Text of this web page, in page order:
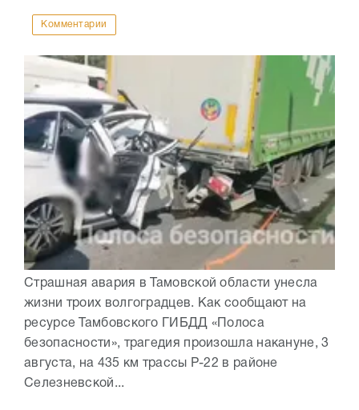
Комментарии
Страшная авария в Тамовской области унесла
жизни троих волгоградцев. Как сообщают на
ресурсе Тамбовского ГИБДД «Полоса
безопасности», трагедия произошла накануне, 3
августа, на 435 км трассы Р-22 в районе
Селезневской...